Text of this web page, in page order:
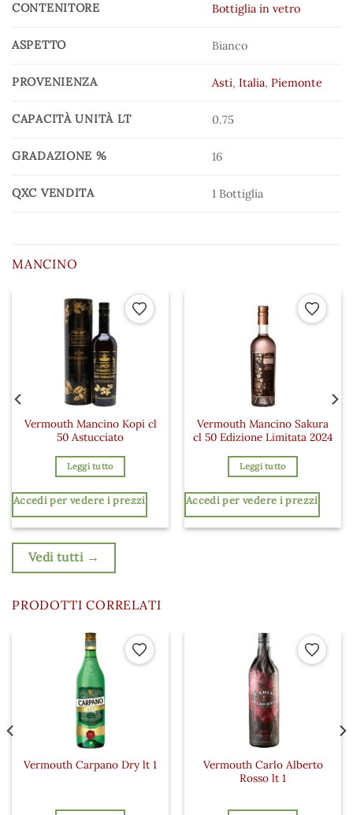
CONTENITORE Bottiglia in vetro
ASPETTO Bianco
PROVENIENZA Asti,Italia,Piemonte
CAPACITÀ UNITÀ LT 0.75
GRADAZIONE % 16
QXC VENDITA 1 Bottiglia
MANCINO
Aggiungi ai preferiti
Vermouth Mancino Kopi cl
50 Astucciato
Leggi tutto
Accedi per vedere i prezzi
Vermouth Mancino Sakura
cl 50 Edizione Limitata 2024
Leggi tutto
Accedi per vedere i prezzi
Vedi tutti →
PRODOTTI CORRELATI
Aggiungi ai preferiti
Vermouth Carpano Dry lt 1
Vermouth Carlo Alberto
Rosso lt 1